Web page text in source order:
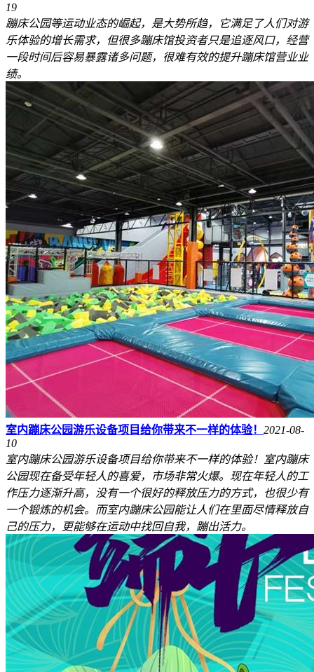
19
蹦床公园等运动业态的崛起，是大势所趋，它满足了人们对游
乐体验的增长需求，但很多蹦床馆投资者只是追逐风口，经营
一段时间后容易暴露诸多问题，很难有效的提升蹦床馆营业业
绩。
室内蹦床公园游乐设备项目给你带来不一样的体验！ 2021-08-
10
室内蹦床公园游乐设备项目给你带来不一样的体验！室内蹦床
公园现在备受年轻人的喜爱，市场非常火爆。现在年轻人的工
作压力逐渐升高，没有一个很好的释放压力的方式，也很少有
一个锻炼的机会。而室内蹦床公园能让人们在里面尽情释放自
己的压力，更能够在运动中找回自我，蹦出活力。